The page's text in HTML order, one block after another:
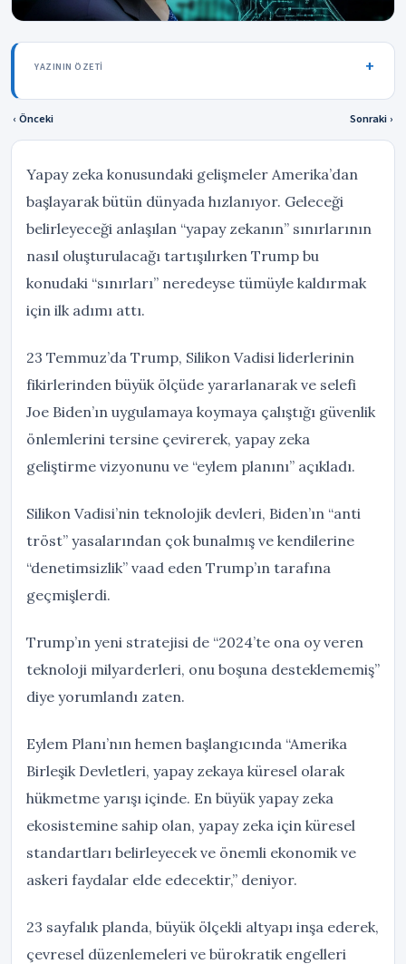
YAZININ ÖZETI
‹ Önceki Sonraki ›
Yapay zeka konusundaki gelişmeler Amerika’dan
başlayarak bütün dünyada hızlanıyor. Geleceği
belirleyeceği anlaşılan “yapay zekanın” sınırlarının
nasıl oluşturulacağı tartışılırken Trump bu
konudaki “sınırları” neredeyse tümüyle kaldırmak
için ilk adımı attı.
23 Temmuz’da Trump, Silikon Vadisi liderlerinin
fikirlerinden büyük ölçüde yararlanarak ve selefi
Joe Biden’ın uygulamaya koymaya çalıştığı güvenlik
önlemlerini tersine çevirerek, yapay zeka
geliştirme vizyonunu ve “eylem planını” açıkladı.
Silikon Vadisi’nin teknolojik devleri, Biden’ın “anti
tröst” yasalarından çok bunalmış ve kendilerine
“denetimsizlik” vaad eden Trump’ın tarafına
geçmişlerdi.
Trump’ın yeni stratejisi de “2024’te ona oy veren
teknoloji milyarderleri, onu boşuna desteklememiş”
diye yorumlandı zaten.
Eylem Planı’nın hemen başlangıcında “Amerika
Birleşik Devletleri, yapay zekaya küresel olarak
hükmetme yarışı içinde. En büyük yapay zeka
ekosistemine sahip olan, yapay zeka için küresel
standartları belirleyecek ve önemli ekonomik ve
askeri faydalar elde edecektir,” deniyor.
23 sayfalık planda, büyük ölçekli altyapı inşa ederek,
çevresel düzenlemeleri ve bürokratik engelleri